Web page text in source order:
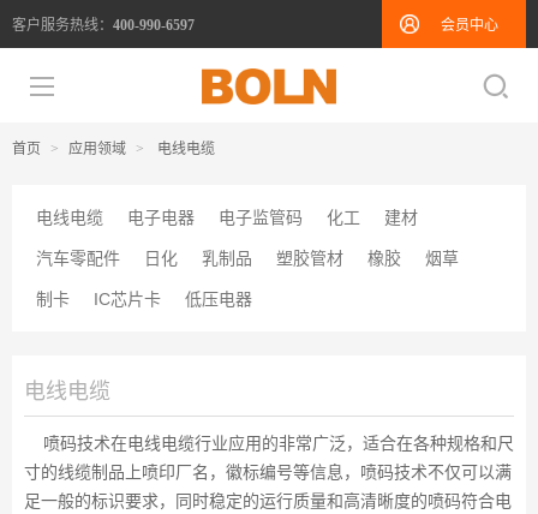
客户服务热线： 400-990-6597 会员中心
首页 > 应用领域 > 电线电缆
电线电缆 电子电器 电子监管码 化工 建材
汽车零配件 日化 乳制品 塑胶管材 橡胶 烟草
制卡 IC芯片卡 低压电器
电线电缆
喷码技术在电线电缆行业应用的非常广泛，适合在各种规格和尺
寸的线缆制品上喷印厂名，徽标编号等信息，喷码技术不仅可以满
足一般的标识要求，同时稳定的运行质量和高清晰度的喷码符合电